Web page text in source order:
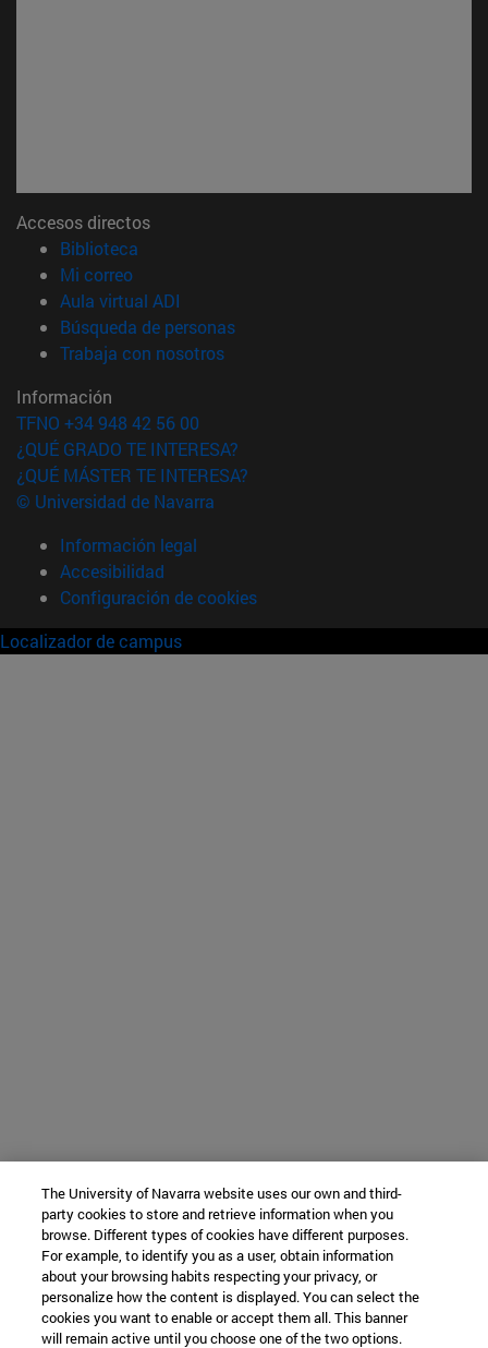
Accesos directos
Biblioteca
Mi correo(abre en nueva ventana)
Aula virtual ADI
Búsqueda de personas(abre en nueva ventana)
Trabaja con nosotros(abre en nueva ventana)
Información
TFNO +34 948 42 56 00
¿QUÉ GRADO TE INTERESA?
¿QUÉ MÁSTER TE INTERESA?
© Universidad de Navarra
Información legal
Accesibilidad
Configuración de cookies
Localizador de campus
The University of Navarra website uses our own and third-
party cookies to store and retrieve information when you
browse. Different types of cookies have different purposes.
For example, to identify you as a user, obtain information
about your browsing habits respecting your privacy, or
personalize how the content is displayed. You can select the
cookies you want to enable or accept them all. This banner
will remain active until you choose one of the two options.